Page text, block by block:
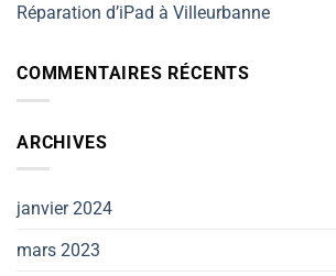
Réparation d’iPad à Villeurbanne
COMMENTAIRES RÉCENTS
ARCHIVES
janvier 2024
mars 2023